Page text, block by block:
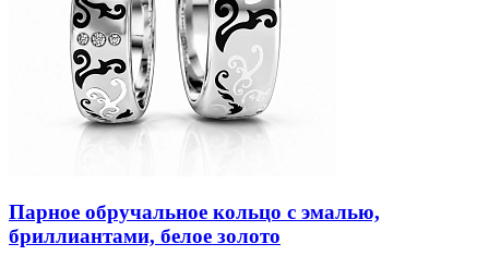
Парное обручальное кольцо с эмалью,
бриллиантами, белое золото